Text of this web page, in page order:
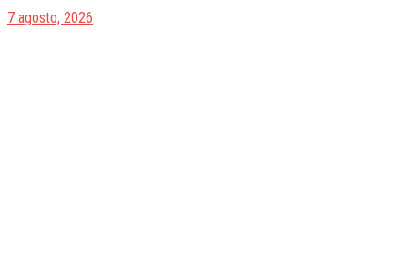
7 agosto, 2026